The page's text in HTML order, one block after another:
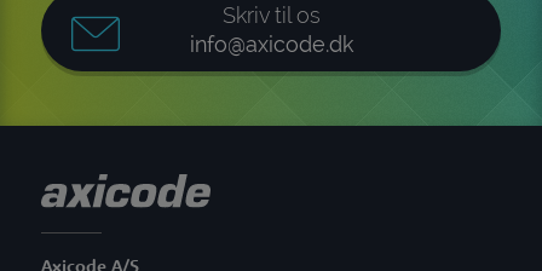
Skriv til os
info@axicode.dk
Axicode A/S